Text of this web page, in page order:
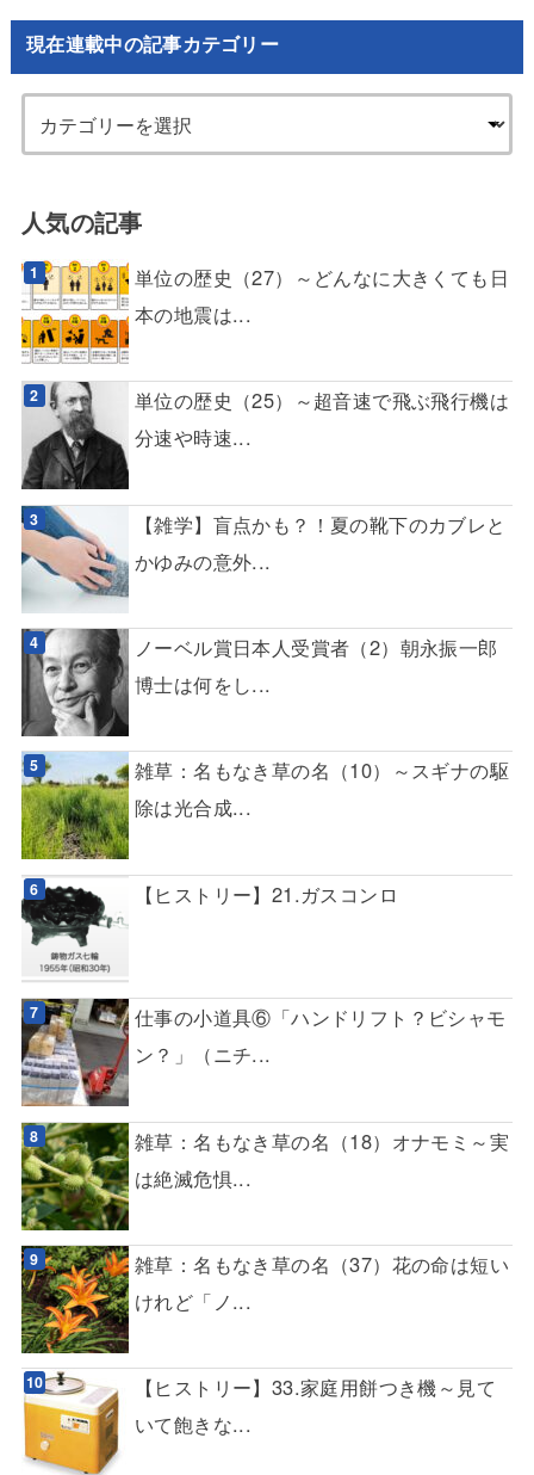
現在連載中の記事カテゴリー
人気の記事
単位の歴史（27）～どんなに大きくても日
本の地震は...
単位の歴史（25）～超音速で飛ぶ飛行機は
分速や時速...
【雑学】盲点かも？！夏の靴下のカブレと
かゆみの意外...
ノーベル賞日本人受賞者（2）朝永振一郎
博士は何をし...
雑草：名もなき草の名（10）～スギナの駆
除は光合成...
【ヒストリー】21.ガスコンロ
仕事の小道具⑥「ハンドリフト？ビシャモ
ン？」（ニチ...
雑草：名もなき草の名（18）オナモミ～実
は絶滅危惧...
雑草：名もなき草の名（37）花の命は短い
けれど「ノ...
【ヒストリー】33.家庭用餅つき機～見て
いて飽きな...